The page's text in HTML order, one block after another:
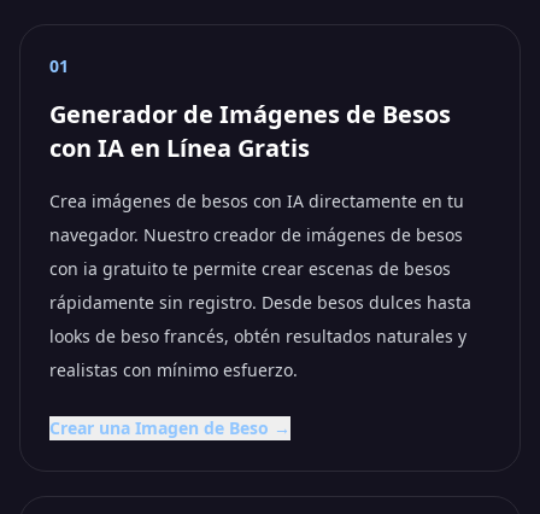
01
Generador de Imágenes de Besos
con IA en Línea Gratis
Crea imágenes de besos con IA directamente en tu
navegador. Nuestro creador de imágenes de besos
con ia gratuito te permite crear escenas de besos
rápidamente sin registro. Desde besos dulces hasta
looks de beso francés, obtén resultados naturales y
realistas con mínimo esfuerzo.
Crear una Imagen de Beso →